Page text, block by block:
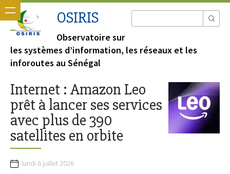
OSIRIS
Observatoire sur
les systèmes d’information, les réseaux et les
inforoutes au Sénégal
Internet : Amazon Leo
prêt à lancer ses services
avec plus de 390
satellites en orbite
lundi 6 juillet 2026